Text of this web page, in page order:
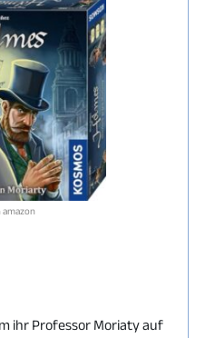
amazon
ihr Professor Moriaty auf